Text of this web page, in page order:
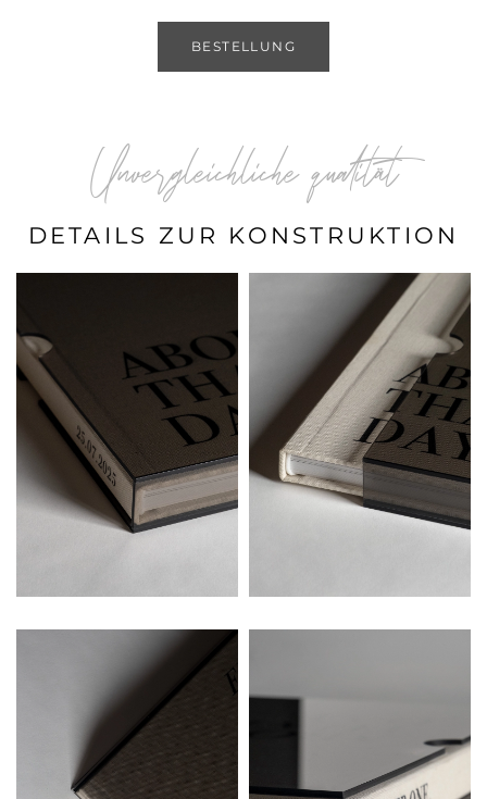
BESTELLUNG
Unvergleichliche qualität
DETAILS ZUR KONSTRUKTION